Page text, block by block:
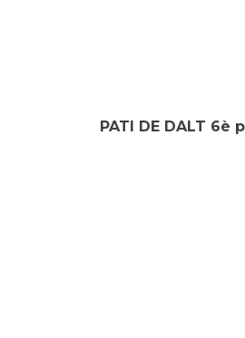
PATI DE DALT 6è